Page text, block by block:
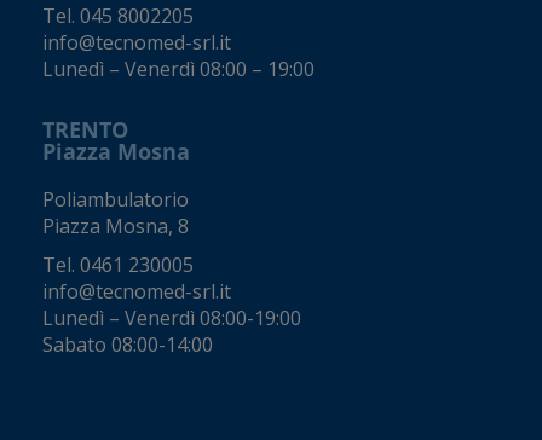
Tel. 045 8002205
info@tecnomed-srl.it
Lunedì – Venerdì 08:00 – 19:00
TRENTO
Piazza Mosna
Poliambulatorio
Piazza Mosna, 8
Tel. 0461 230005
info@tecnomed-srl.it
Lunedì – Venerdì 08:00-19:00
Sabato 08:00-14:00